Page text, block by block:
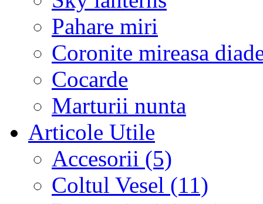
Pahare miri
Coronite mireasa
Cocarde
Marturii nunta
Articole Utile
Accesorii (5)
Coltul Vesel (11)